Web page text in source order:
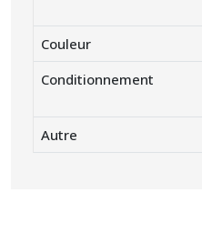
Couleur
Conditionnement
Autre